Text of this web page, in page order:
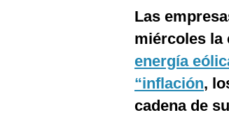
Las
miércoles la
energía
“inflación,
cadena de